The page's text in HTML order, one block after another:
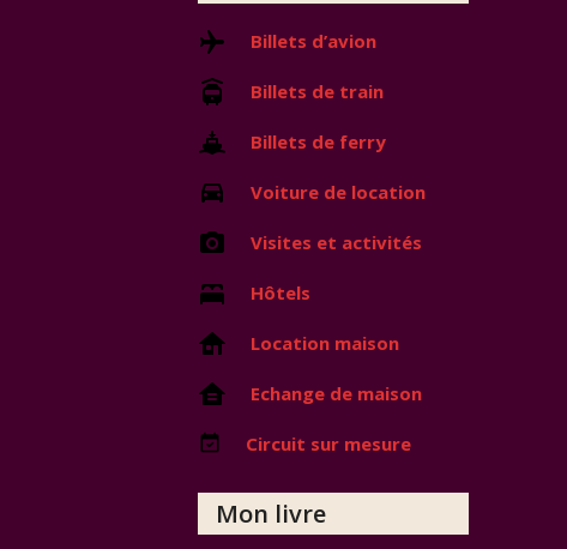
Billets d’avion
Billets de train
Billets de ferry
Voiture de location
Visites et activités
Hôtels
Location maison
Echange de maison
Circuit sur mesure
Mon livre